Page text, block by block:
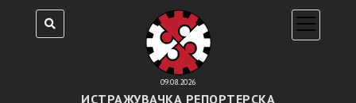
09.08.2026
ИСТРАЖУВАЧКА РЕПОРТЕРСКА
open
menu